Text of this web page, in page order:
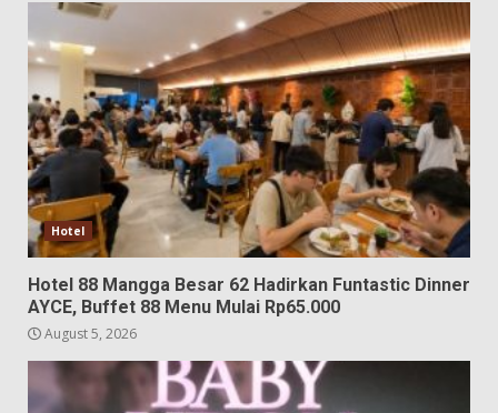
Hotel
Hotel 88 Mangga Besar 62 Hadirkan Funtastic Dinner
AYCE, Buffet 88 Menu Mulai Rp65.000
August 5, 2026